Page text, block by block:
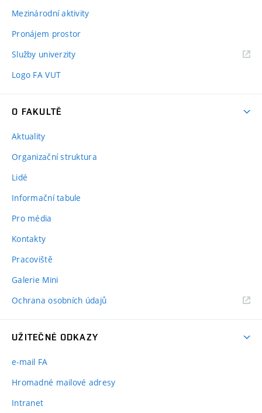
Mezinárodní aktivity
Pronájem prostor
Služby univerzity
Logo FA VUT
O FAKULTĚ
Aktuality
Organizační struktura
Lidé
Informační tabule
Pro média
Kontakty
Pracoviště
Galerie Mini
Ochrana osobních údajů
UŽITEČNÉ ODKAZY
e-mail FA
Hromadné mailové adresy
Intranet